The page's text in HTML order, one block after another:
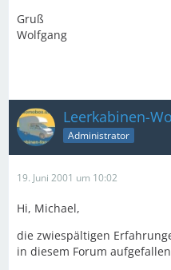
Gruß
Wolfgang
Leerkabinen-
Administrator
19. Juni 2001 um 10:02
Hi, Michael,
die zwiespältigen
in diesem Forum